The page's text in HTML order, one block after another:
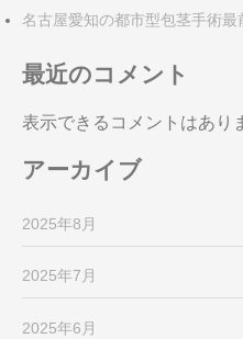
名古屋愛知の都市型包茎手術
最近のコメント
表示できるコメントはあり
アーカイブ
2025年8月
2025年7月
2025年6月